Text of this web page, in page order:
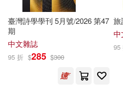
Grace(2942)
Olivia(2935)
Jason(2916)
Sterling Pub Co Inc(2171)
Ballantine Books(2147)
Tor Books(2145)
臺灣詩學學刊 5月號/2026 第47
期
中文雜誌
95 折 $285 $300
旅
中
95